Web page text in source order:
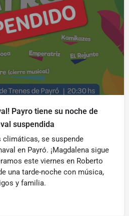
Payro tiene su noche de
suspendida
climáticas, se suspende
en Payró. ¡Magdalena sigue
este viernes en Roberto
una tarde-noche con música,
y familia.